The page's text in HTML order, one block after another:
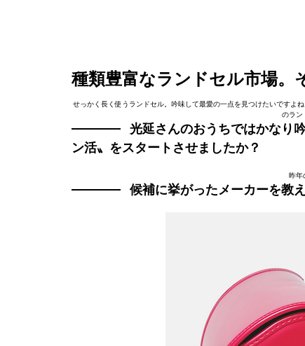
種類豊富なランドセル市場。
せっかく長く使うランドセル。吟味して最愛の一点を見つけたいですよ
のラン
光延さんのおうちではかなり
ン活〟をスタートさせましたか？
昨年
候補に挙がったメーカーを教